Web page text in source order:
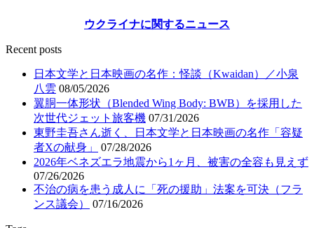
ウクライナに関するニュース
Recent posts
日本文学と日本映画の名作：怪談（Kwaidan）／小泉
八雲 08/05/2026
翼胴一体形状（Blended Wing Body: BWB）を採用した
次世代ジェット旅客機 07/31/2026
東野圭吾さん逝く、日本文学と日本映画の名作「容疑
者Xの献身」
07/28/2026
2026年ベネズエラ地震から1ヶ月、被害の全容も見えず
07/26/2026
不治の病を患う成人に「死の援助」法案を可決（フラ
ンス議会）
07/16/2026